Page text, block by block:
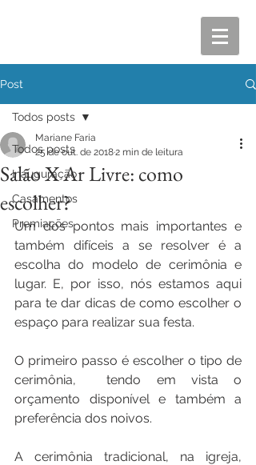
Post
Todos posts
Inauguração
Casamentos
Premiações
Todos posts
Salão X Ar Livre: como
escolher?
Mariane Faria
25 de out. de 20182 min de leitura
Um dos pontos mais importantes e
também difíceis a se resolver é a
escolha do modelo de cerimônia e
lugar. E, por isso, nós estamos aqui
para te dar dicas de como escolher o
espaço para realizar sua festa.
O primeiro passo é escolher o tipo de
cerimônia,  tendo em vista o
orçamento disponível e também a
preferência dos noivos.
A cerimônia tradicional, na igreja,